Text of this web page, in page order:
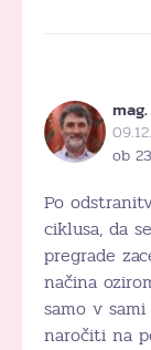
ob
Po
ciklusa, da
pregrade
načina
samo v
naročiti na